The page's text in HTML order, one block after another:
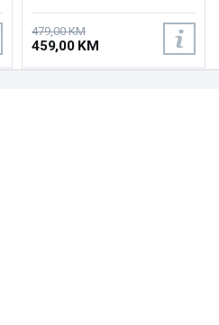
Osvježenje: 165Hz, AMD
FreeSync Premium Pro,
Priključci: HDMI, DisplayPort
479,00 KM
459,00 KM